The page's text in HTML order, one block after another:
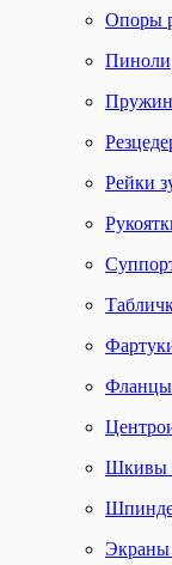
Опоры
Пиноли
Рейки
Фланцы
Шкивы
Экраны